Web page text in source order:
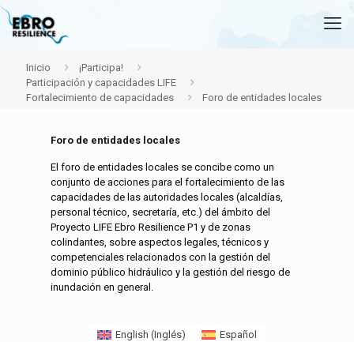
Inicio
¡Participa!
Participación y capacidades LIFE
Fortalecimiento de capacidades
Foro de entidades locales
Foro de entidades locales
El foro de entidades locales se concibe como un
conjunto de acciones para el fortalecimiento de las
capacidades de las autoridades locales (alcaldías,
personal técnico, secretaría, etc.) del ámbito del
Proyecto LIFE Ebro Resilience P1 y de zonas
colindantes, sobre aspectos legales, técnicos y
competenciales relacionados con la gestión del
dominio público hidráulico y la gestión del riesgo de
inundación en general.
English (Inglés) Español